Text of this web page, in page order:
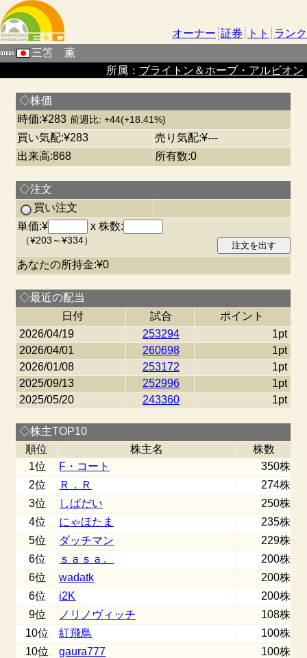
オーナー 証券 トト
ランク
三笘 薫
所属： ブライトン＆ホーブ・アルビオン
◇株価
時価:¥283 前週比: +44(+18.41%)
買い気配:¥283
売り気配:¥---
出来高:868
所有数:0
◇注文
買い注文
単価:¥
x 株数:
（¥203～¥334）
あなたの所持金:¥0
◇最近の配当
日付
試合
ポイント
2026/04/19
253294
1pt
2026/04/01
260698
1pt
2026/01/08
253172
1pt
2025/09/13
252996
1pt
2025/05/20
243360 1pt
◇株主TOP10
順位
株主名
株数
1位
F・コート
350株
2位
Ｒ．Ｒ
274株
3位
しばだい
250株
4位
にゃほたま
235株
5位
ダッチマン
229株
6位
ｓａｓａ。
200株
6位
wadatk
200株
6位
i2K
200株
9位
ノリノヴィッチ
108株
10位
紅飛鳥
100株
10位
gaura777
100株